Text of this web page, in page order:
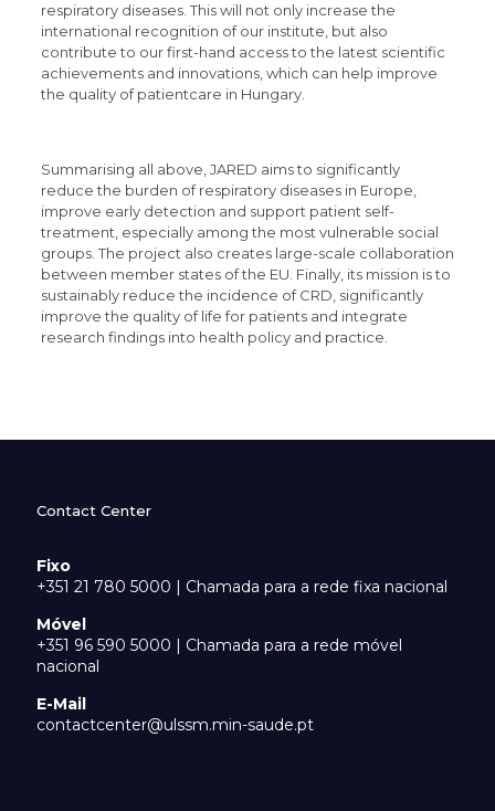
respiratory diseases. This will not only increase the
international recognition of our institute, but also
contribute to our first-hand access to the latest scientific
achievements and innovations, which can help improve
the quality of patientcare in Hungary.
Summarising all above, JARED aims to significantly
reduce the burden of respiratory diseases in Europe,
improve early detection and support patient self-
treatment, especially among the most vulnerable social
groups. The project also creates large-scale collaboration
between member states of the EU. Finally, its mission is to
sustainably reduce the incidence of CRD, significantly
improve the quality of life for patients and integrate
research findings into health policy and practice.
Contact Center
Fixo
+351 21 780 5000 | Chamada para a rede fixa nacional
Móvel
+351 96 590 5000 | Chamada para a rede móvel
nacional
E-Mail
contactcenter@ulssm.min-saude.pt